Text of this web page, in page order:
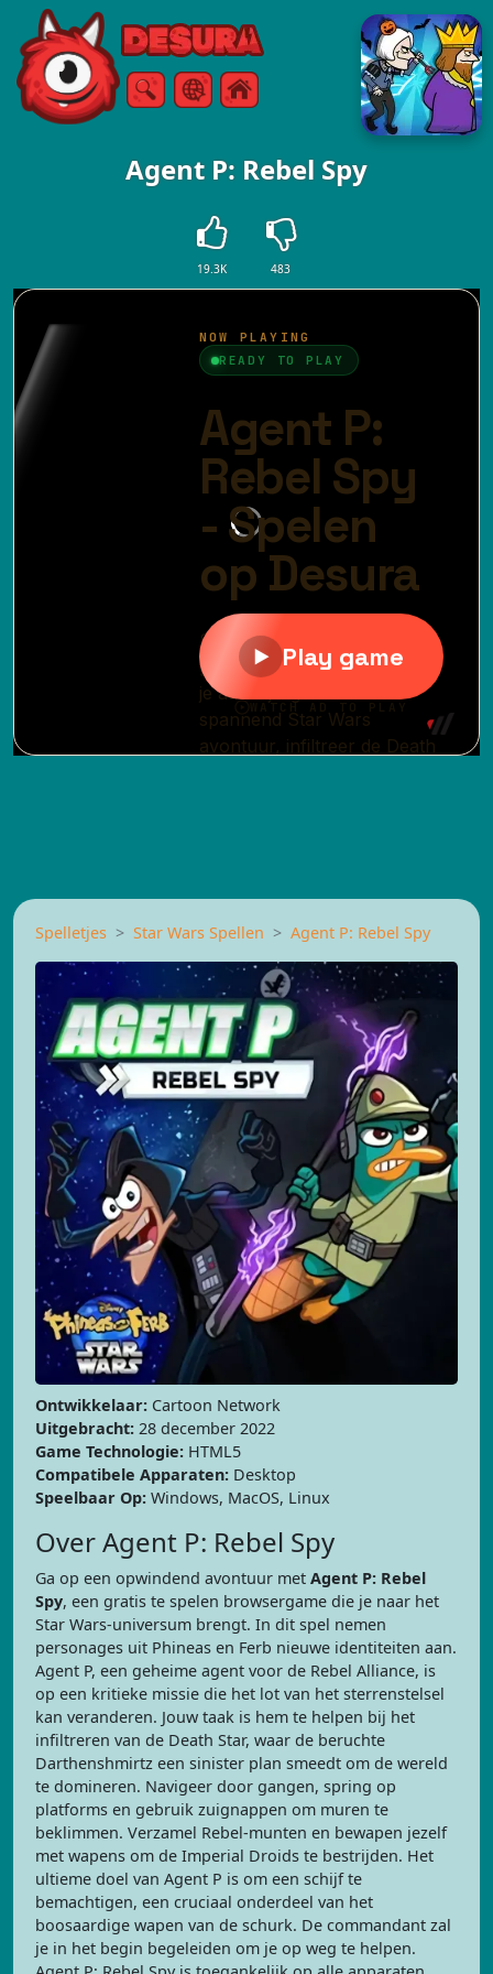
Free Online Games
ZoekenMenu
Agent P: Rebel Spy
19.3K 483
Spelletjes Star Wars Spellen Agent P: Rebel Spy
Ontwikkelaar: Cartoon Network
Uitgebracht: 28 december 2022
Game Technologie: HTML5
Compatibele Apparaten: Desktop
Speelbaar Op: Windows, MacOS, Linux
Over Agent P: Rebel Spy
Ga op een opwindend avontuur met Agent P: Rebel
Spy, een gratis te spelen browsergame die je naar het
Star Wars-universum brengt. In dit spel nemen
personages uit Phineas en Ferb nieuwe identiteiten aan.
Agent P, een geheime agent voor de Rebel Alliance, is
op een kritieke missie die het lot van het sterrenstelsel
kan veranderen. Jouw taak is hem te helpen bij het
infiltreren van de Death Star, waar de beruchte
Darthenshmirtz een sinister plan smeedt om de wereld
te domineren. Navigeer door gangen, spring op
platforms en gebruik zuignappen om muren te
beklimmen. Verzamel Rebel-munten en bewapen jezelf
met wapens om de Imperial Droids te bestrijden. Het
ultieme doel van Agent P is om een schijf te
bemachtigen, een cruciaal onderdeel van het
boosaardige wapen van de schurk. De commandant zal
je in het begin begeleiden om je op weg te helpen.